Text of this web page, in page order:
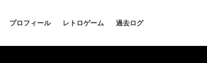
プロフィール レトロゲーム 過去ログ